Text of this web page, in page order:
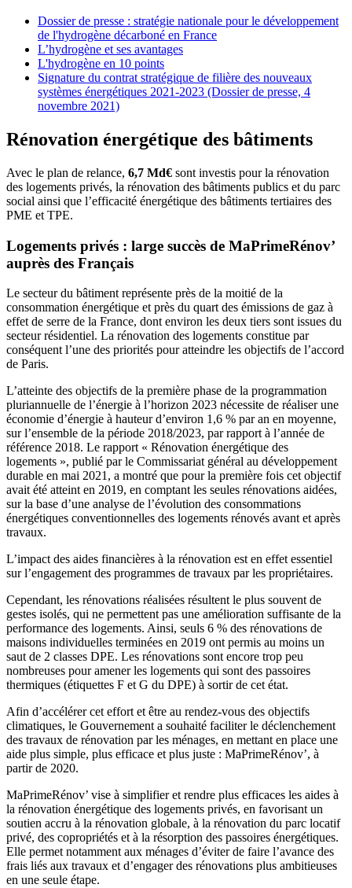
Dossier de presse : stratégie nationale pour le développement
de l'hydrogène décarboné en France
L’hydrogène et ses avantages
L'hydrogène en 10 points
Signature du contrat stratégique de filière des nouveaux
systèmes énergétiques 2021-2023 (Dossier de presse, 4
novembre 2021)
Rénovation énergétique des bâtiments
Avec le plan de relance, 6,7 Md€ sont investis pour la rénovation
des logements privés, la rénovation des bâtiments publics et du parc
social ainsi que l’efficacité énergétique des bâtiments tertiaires des
PME et TPE.
Logements privés : large succès de MaPrimeRénov’
auprès des Français
Le secteur du bâtiment représente près de la moitié de la
consommation énergétique et près du quart des émissions de gaz à
effet de serre de la France, dont environ les deux tiers sont issues du
secteur résidentiel. La rénovation des logements constitue par
conséquent l’une des priorités pour atteindre les objectifs de l’accord
de Paris.
L’atteinte des objectifs de la première phase de la programmation
pluriannuelle de l’énergie à l’horizon 2023 nécessite de réaliser une
économie d’énergie à hauteur d’environ 1,6 % par an en moyenne,
sur l’ensemble de la période 2018/2023, par rapport à l’année de
référence 2018. Le rapport « Rénovation énergétique des
logements », publié par le Commissariat général au développement
durable en mai 2021, a montré que pour la première fois cet objectif
avait été atteint en 2019, en comptant les seules rénovations aidées,
sur la base d’une analyse de l’évolution des consommations
énergétiques conventionnelles des logements rénovés avant et après
travaux.
L’impact des aides financières à la rénovation est en effet essentiel
sur l’engagement des programmes de travaux par les propriétaires.
Cependant, les rénovations réalisées résultent le plus souvent de
gestes isolés, qui ne permettent pas une amélioration suffisante de la
performance des logements. Ainsi, seuls 6 % des rénovations de
maisons individuelles terminées en 2019 ont permis au moins un
saut de 2 classes DPE. Les rénovations sont encore trop peu
nombreuses pour amener les logements qui sont des passoires
thermiques (étiquettes F et G du DPE) à sortir de cet état.
Afin d’accélérer cet effort et être au rendez-vous des objectifs
climatiques, le Gouvernement a souhaité faciliter le déclenchement
des travaux de rénovation par les ménages, en mettant en place une
aide plus simple, plus efficace et plus juste : MaPrimeRénov’, à
partir de 2020.
MaPrimeRénov’ vise à simplifier et rendre plus efficaces les aides à
la rénovation énergétique des logements privés, en favorisant un
soutien accru à la rénovation globale, à la rénovation du parc locatif
privé, des copropriétés et à la résorption des passoires énergétiques.
Elle permet notamment aux ménages d’éviter de faire l’avance des
frais liés aux travaux et d’engager des rénovations plus ambitieuses
en une seule étape.